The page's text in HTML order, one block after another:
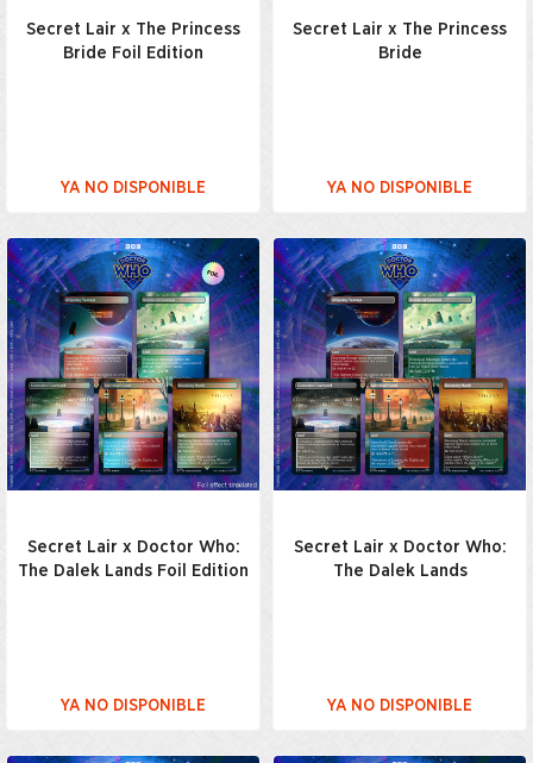
Secret Lair x The Princess
Bride Foil Edition
YA NO DISPONIBLE
Secret Lair x The Princess
Bride
YA NO DISPONIBLE
Secret Lair x Doctor Who:
The Dalek Lands Foil Edition
YA NO DISPONIBLE
Secret Lair x Doctor Who:
The Dalek Lands
YA NO DISPONIBLE